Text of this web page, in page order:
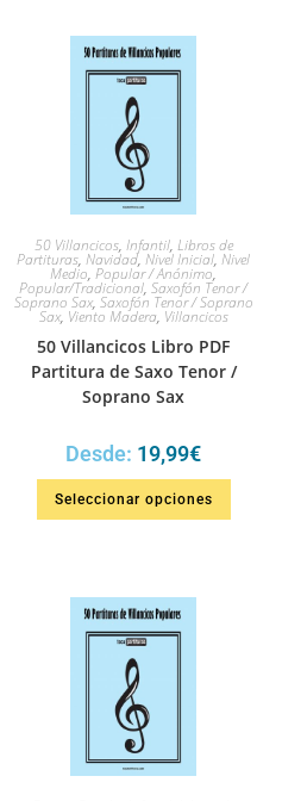
50 Villancicos, Infantil, Libros de
Partituras, Navidad, Nivel Inicial, Nivel
Medio, Popular / Anónimo,
Popular/Tradicional, Saxofón Tenor /
Soprano Sax, Saxofón Tenor / Soprano
Sax, Viento Madera, Villancicos
50 Villancicos Libro PDF
Partitura de Saxo Tenor /
Soprano Sax
Desde: 19,99€
Seleccionar opciones